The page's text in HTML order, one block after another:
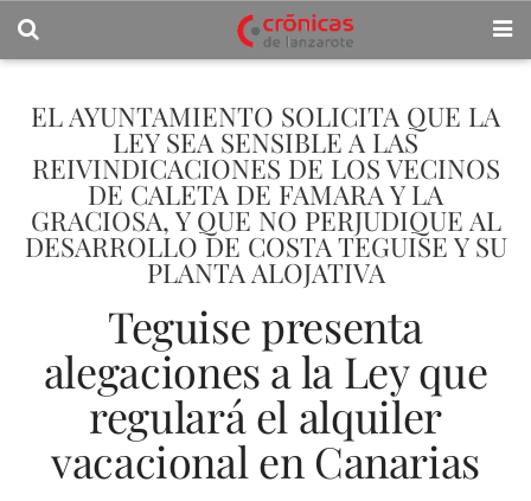
EL AYUNTAMIENTO SOLICITA QUE LA
LEY SEA SENSIBLE A LAS
REIVINDICACIONES DE LOS VECINOS
DE CALETA DE FAMARA Y LA
GRACIOSA, Y QUE NO PERJUDIQUE AL
DESARROLLO DE COSTA TEGUISE Y SU
PLANTA ALOJATIVA
Teguise presenta
alegaciones a la Ley que
regulará el alquiler
vacacional en Canarias